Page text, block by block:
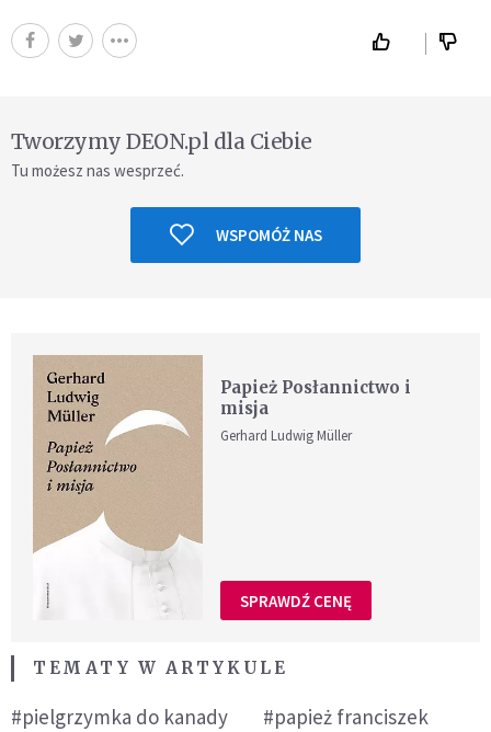
Tworzymy DEON.pl dla Ciebie
Tu możesz nas wesprzeć.
WSPOMÓŻ NAS
Papież Posłannictwo i
misja
Gerhard Ludwig Müller
SPRAWDŹ CENĘ
TEMATY W ARTYKULE
#pielgrzymka do kanady
#papież franciszek